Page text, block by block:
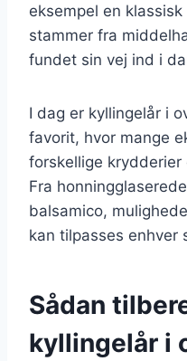
eksempel en
stammer fra
fundet sin vej ind i
I dag er kyllingelår i
favorit, hvor mange
forskellige
Fra
balsamico,
kan tilpasses enhver
Sådan
kyllingelår i